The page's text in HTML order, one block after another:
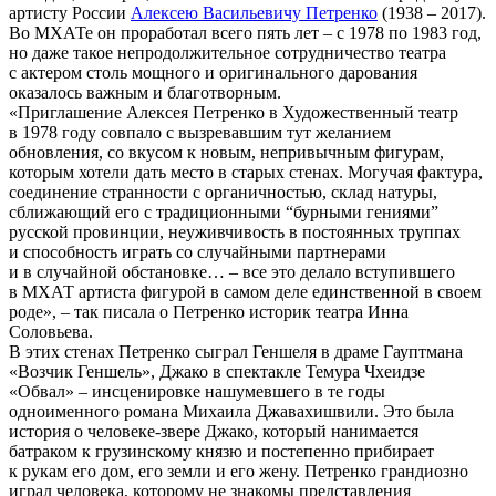
артисту России Алексею Васильевичу Петренко (1938 – 2017).
Во МХАТе он проработал всего пять лет – с 1978 по 1983 год,
но даже такое непродолжительное сотрудничество театра
с актером столь мощного и оригинального дарования
оказалось важным и благотворным.
«Приглашение Алексея Петренко в Художественный театр
в 1978 году совпало с вызревавшим тут желанием
обновления, со вкусом к новым, непривычным фигурам,
которым хотели дать место в старых стенах. Могучая фактура,
соединение странности с органичностью, склад натуры,
сближающий его с традиционными “бурными гениями”
русской провинции, неуживчивость в постоянных труппах
и способность играть со случайными партнерами
и в случайной обстановке… – все это делало вступившего
в МХАТ артиста фигурой в самом деле единственной в своем
роде», – так писала о Петренко историк театра Инна
Соловьева.
В этих стенах Петренко сыграл Геншеля в драме Гауптмана
«Возчик Геншель», Джако в спектакле Темура Чхеидзе
«Обвал» – инсценировке нашумевшего в те годы
одноименного романа Михаила Джавахишвили. Это была
история о человеке-звере Джако, который нанимается
батраком к грузинскому князю и постепенно прибирает
к рукам его дом, его земли и его жену. Петренко грандиозно
играл человека, которому не знакомы представления